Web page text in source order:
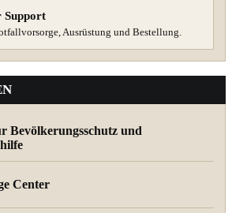
Support
Ausrüstung und Bestellung.
Bevölkerungsschutz und
Center